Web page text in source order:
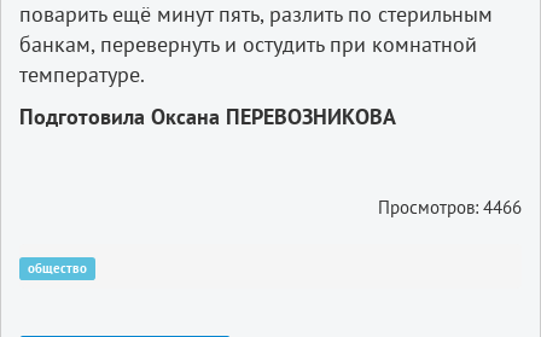
поварить ещё минут пять, разлить по стерильным
банкам, перевернуть и остудить при комнатной
температуре.
Подготовила Оксана ПЕРЕВОЗНИКОВА
Просмотров: 4466
общество